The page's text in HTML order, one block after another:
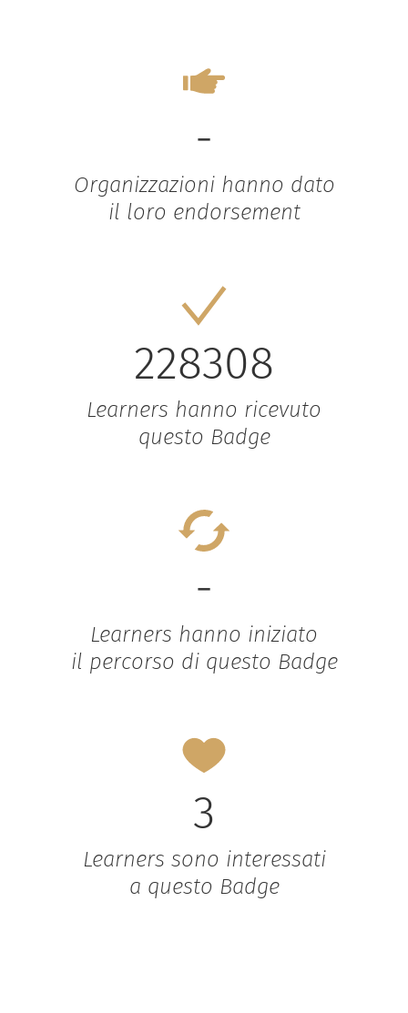
-
Organizzazioni hanno dato
il loro endorsement
228308
Learners hanno ricevuto
questo Badge
-
Learners hanno iniziato
il percorso di questo Badge
3
Learners sono interessati
a questo Badge